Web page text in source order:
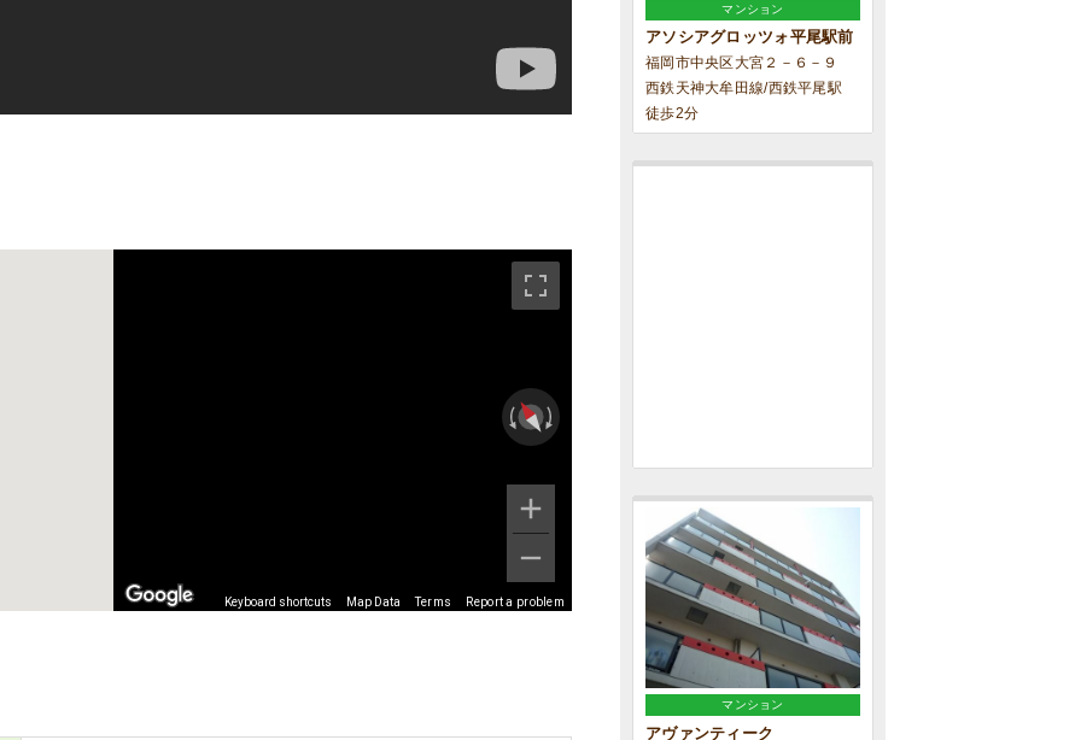
Keyboard shortcuts Map Data Terms Report a problem
マンション
アソシアグロッツォ平尾駅前
福岡市中央区大宮２－６－９
西鉄天神大牟田線/西鉄平尾駅
徒歩2分
マンション
アヴァンティーク